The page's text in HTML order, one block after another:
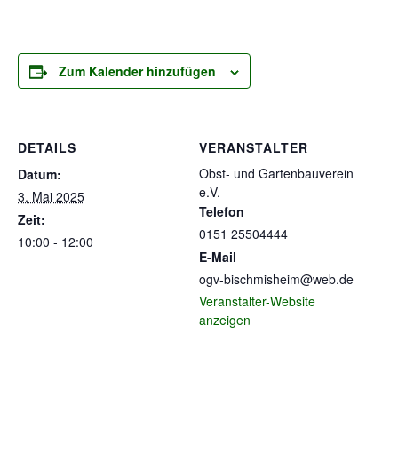
Zum Kalender hinzufügen
DETAILS
Datum:
3. Mai 2025
Zeit:
10:00 - 12:00
VERANSTALTER
Obst- und Gartenbauverein
e.V.
Telefon
0151 25504444
E-Mail
ogv-bischmisheim@web.de
Veranstalter-Website
anzeigen